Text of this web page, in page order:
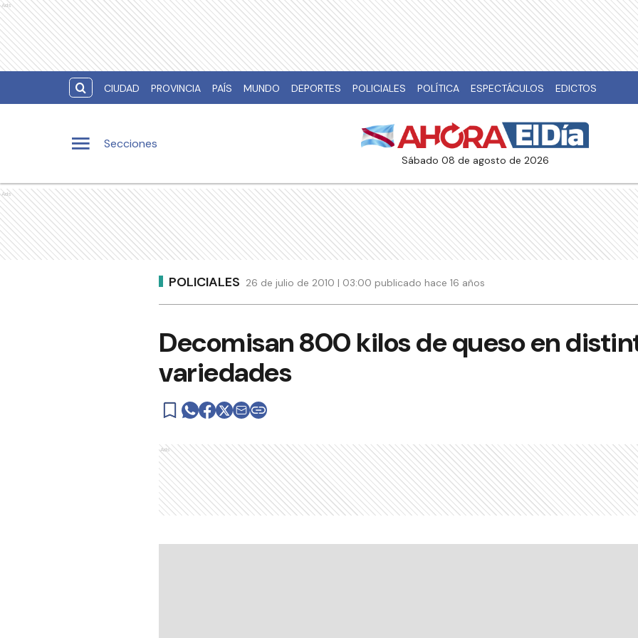
Ads
CIUDAD PROVINCIA PAÍS MUNDO DEPORTES POLICIALES POLÍTICA ESPECTÁCULOS EDICTOS
Secciones
sábado 08 de agosto de 2026
Ads
POLICIALES 26 de julio de 2010 | 03:00 publicado hace 16 años
Decomisan 800 kilos de queso en
variedades
Ads